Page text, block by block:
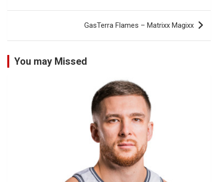
navigatie
GasTerra Flames – Matrixx Magixx
You may Missed